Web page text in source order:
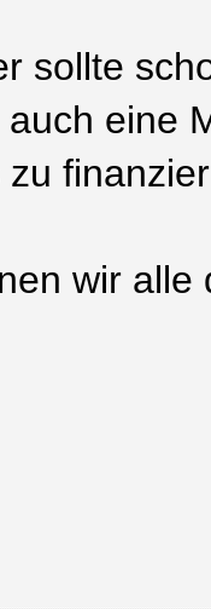
sollte
eine
wir alle